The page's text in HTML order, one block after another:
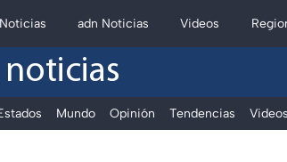
Noticias adn Noticias Videos
noticias
Mundo Opinión Tendencias Videos